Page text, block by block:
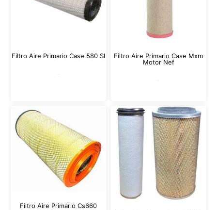
Filtro Aire Primario Case 580 Sl
Filtro Aire Primario Case Mxm
Motor Nef
Filtro Aire Primario Cs660